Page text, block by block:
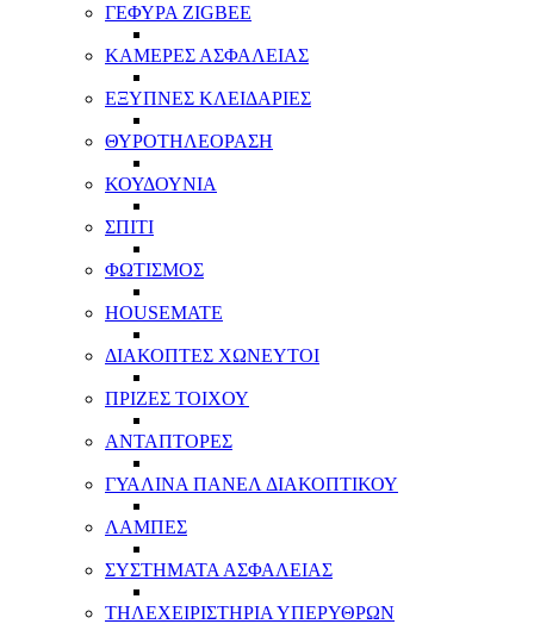
ΓΕΦΥΡΑ ZIGBEE
ΚΑΜΕΡΕΣ ΑΣΦΑΛΕΙΑΣ
ΕΞΥΠΝΕΣ ΚΛΕΙΔΑΡΙΕΣ
ΘΥΡΟΤΗΛΕΟΡΑΣΗ
ΚΟΥΔΟΥΝΙΑ
ΣΠΙΤΙ
ΦΩΤΙΣΜΟΣ
HOUSEMATE
ΔΙΑΚΟΠΤΕΣ ΧΩΝΕΥΤΟΙ
ΠΡΙΖΕΣ ΤΟΙΧΟΥ
ΑΝΤΑΠΤΟΡΕΣ
ΓΥΑΛΙΝΑ ΠΑΝΕΛ ΔΙΑΚΟΠΤΙΚΟΥ
ΛΑΜΠΕΣ
ΣΥΣΤΗΜΑΤΑ ΑΣΦΑΛΕΙΑΣ
ΤΗΛΕΧΕΙΡΙΣΤΗΡΙΑ ΥΠΕΡΥΘΡΩΝ